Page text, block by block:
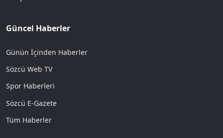
Güncel Haberler
Günün İçinden Haberler
Sözcü Web TV
Spor Haberleri
Sözcü E-Gazete
Tüm Haberler